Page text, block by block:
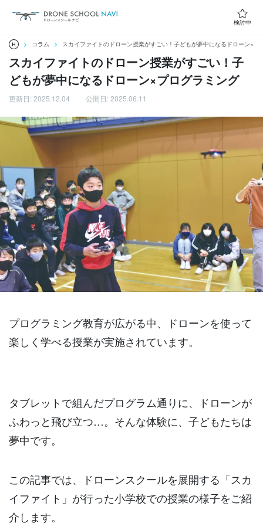
検討中
コラム スカイファイトのドローン授業がすごい！子どもが夢中になるドローン×プ
スカイファイトのドローン授業がすごい！子
どもが夢中になるドローン×プログラミング
更新日: 2025.12.04 公開日: 2025.06.11
プログラミング教育が広がる中、ドローンを使って
楽しく学べる授業が実施されています。
タブレットで組んだプログラム通りに、ドローンが
ふわっと飛び立つ…。そんな体験に、子どもたちは
夢中です。
この記事では、ドローンスクールを展開する「スカ
イファイト」が行った小学校での授業の様子をご紹
介します。